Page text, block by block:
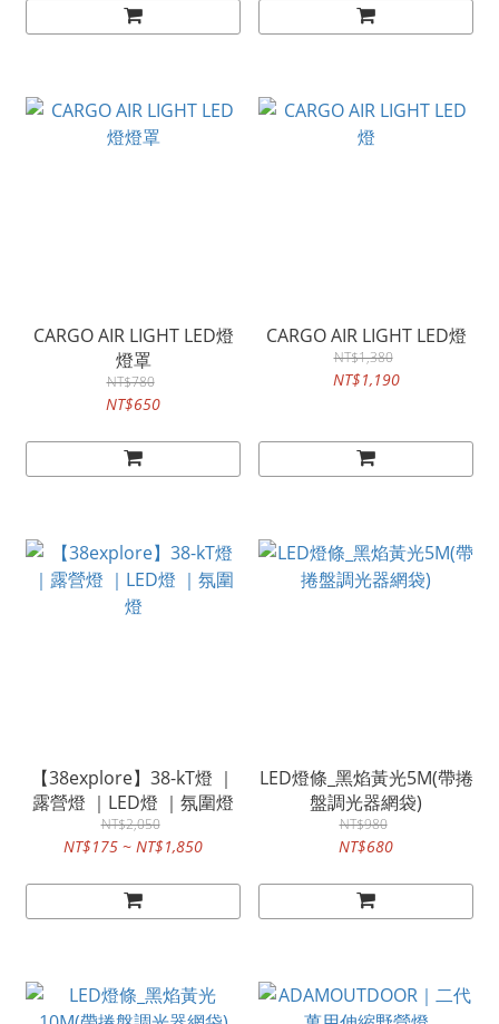
CARGO AIR LIGHT LED燈
燈罩
NT$780
NT$650
CARGO AIR LIGHT LED燈
NT$1,380
NT$1,190
【38explore】38-kT燈 ｜
露營燈 ｜LED燈 ｜氛圍燈
NT$2,050
NT$175 ~ NT$1,850
LED燈條_黑焰黃光5M(帶捲
盤調光器網袋)
NT$980
NT$680